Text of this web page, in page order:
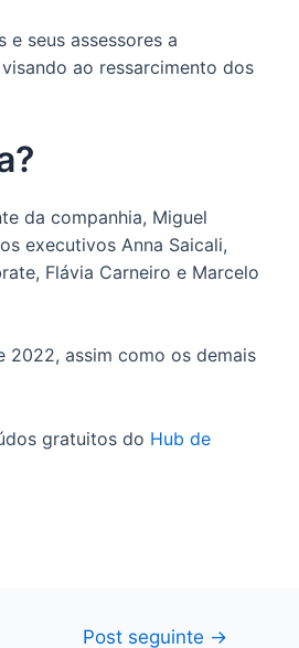
seus assessores a
ao ressarcimento dos
da companhia, Miguel
executivos Anna Saicali,
Flávia Carneiro e Marcelo
2022, assim como os demais
gratuitos do Hub de
Post seguinte →